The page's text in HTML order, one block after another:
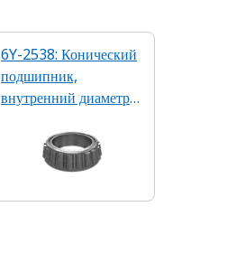
6Y-2538: Конический
подшипник,
внутренний диаметр